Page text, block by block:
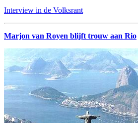
Interview in de Volksrant
Marjon van Royen blijft trouw aan Rio